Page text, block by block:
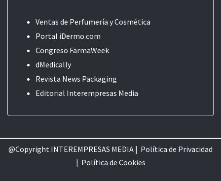
Ventas de Perfumería y Cosmética
Portal iDermo.com
Congreso FarmaWeek
dMedically
Revista News Packaging
Editorial Interempresas Media
@Copyright INTEREMPRESAS MEDIA | Política de Privacidad
| Política de Cookies